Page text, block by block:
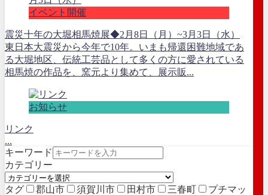
イベント開催
震災十年の大堀相馬焼展◆2月8日（月）~3月3日（水）
東日本大震災から今年で10年。いまも帰還困難地域であ
る大堀地区、伝統工芸品として多くの方に愛されている
相馬焼の作品を、窯元より集めて、展示販...
お知らせ
リンク
...
キーワード
カテゴリー
タグ 郡山市 須賀川市 田村市 三春町
プチマッ